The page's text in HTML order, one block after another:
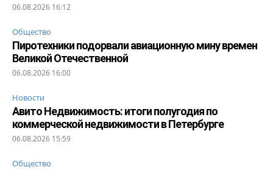
06.08.2026 16:12
Общество
Пиротехники подорвали авиационную мину времен
Великой Отечественной
06.08.2026 16:00
Новости
Авито Недвижимость: итоги полугодия по
коммерческой недвижимости в Петербурге
06.08.2026 15:59
Общество